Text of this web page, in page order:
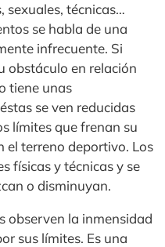
sexuales, técnicas…
se habla de una
infrecuente. Si
obstáculo en relación
tiene unas
se ven reducidas
límites que frenan su
el terreno deportivo. Los
físicas y técnicas y se
o disminuyan.
observen la inmensidad
sus límites. Es una